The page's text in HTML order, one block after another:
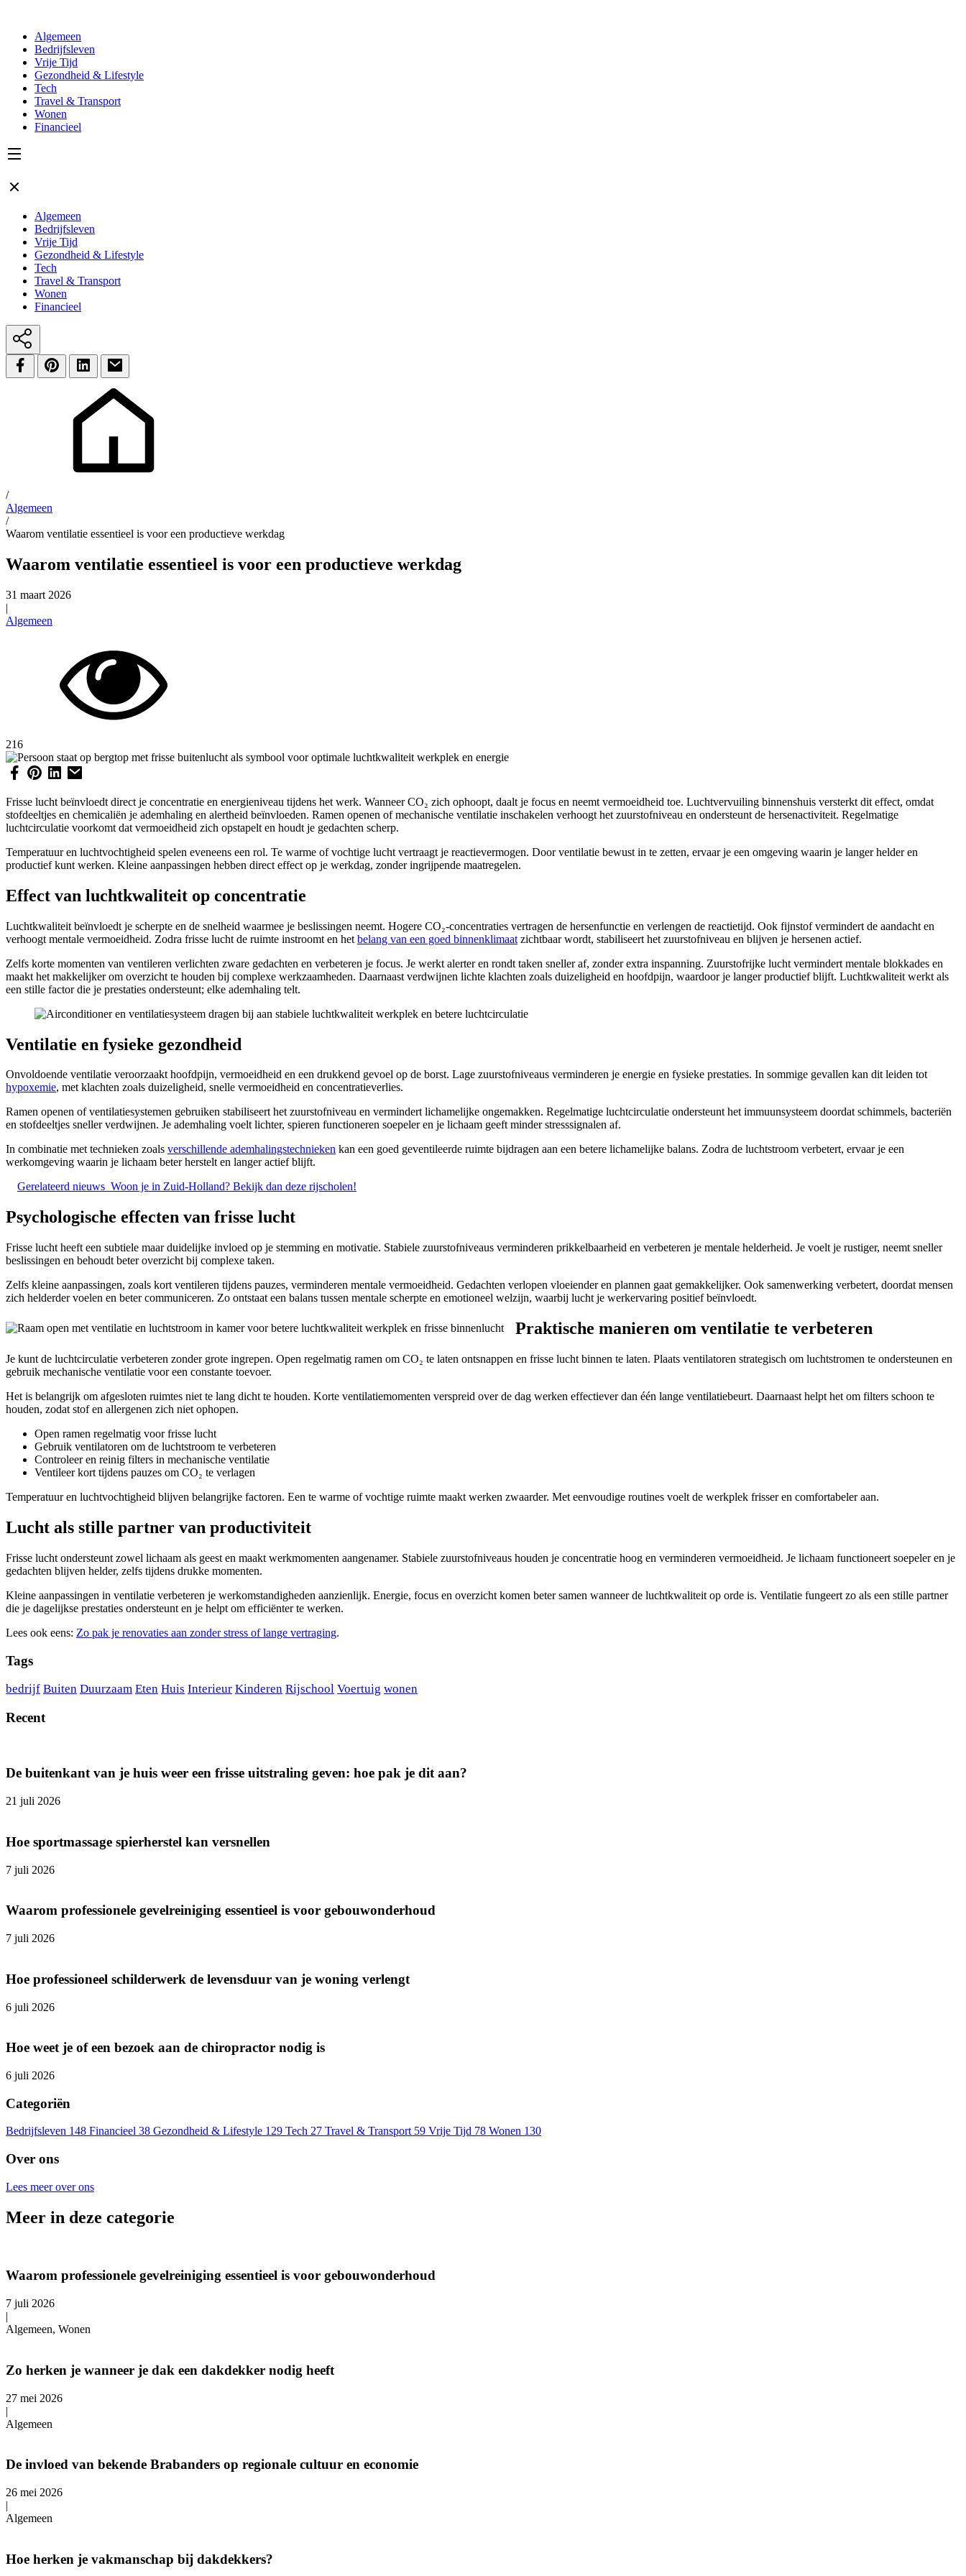
Algemeen
Bedrijfsleven
Vrije Tijd
Gezondheid & Lifestyle
Tech
Travel & Transport
Wonen
Financieel
Algemeen
Bedrijfsleven
Vrije Tijd
Gezondheid & Lifestyle
Tech
Travel & Transport
Wonen
Financieel
/
Algemeen
/
Waarom ventilatie essentieel is voor een productieve werkdag
Waarom ventilatie essentieel is voor een productieve werkdag
31 maart 2026
|
Algemeen
216
Frisse lucht beïnvloedt direct je concentratie en energieniveau tijdens het werk. Wanneer CO₂ zich ophoopt, daalt je focus en neemt vermoeidheid toe. Luchtvervuiling binnenshuis versterkt dit effect, omdat
stofdeeltjes en chemicaliën je ademhaling en alertheid beïnvloeden. Ramen openen of mechanische ventilatie inschakelen verhoogt het zuurstofniveau en ondersteunt de hersenactiviteit. Regelmatige
luchtcirculatie voorkomt dat vermoeidheid zich opstapelt en houdt je gedachten scherp.
Temperatuur en luchtvochtigheid spelen eveneens een rol. Te warme of vochtige lucht vertraagt je reactievermogen. Door ventilatie bewust in te zetten, ervaar je een omgeving waarin je langer helder en
productief kunt werken. Kleine aanpassingen hebben direct effect op je werkdag, zonder ingrijpende maatregelen.
Effect van luchtkwaliteit op concentratie
Luchtkwaliteit beïnvloedt je scherpte en de snelheid waarmee je beslissingen neemt. Hogere CO₂-concentraties vertragen de hersenfunctie en verlengen de reactietijd. Ook fijnstof vermindert de aandacht en
verhoogt mentale vermoeidheid. Zodra frisse lucht de ruimte instroomt en het belang van een goed binnenklimaat zichtbaar wordt, stabiliseert het zuurstofniveau en blijven je hersenen actief.
Zelfs korte momenten van ventileren verlichten zware gedachten en verbeteren je focus. Je werkt alerter en rondt taken sneller af, zonder extra inspanning. Zuurstofrijke lucht vermindert mentale blokkades en
maakt het makkelijker om overzicht te houden bij complexe werkzaamheden. Daarnaast verdwijnen lichte klachten zoals duizeligheid en hoofdpijn, waardoor je langer productief blijft. Luchtkwaliteit werkt als
een stille factor die je prestaties ondersteunt; elke ademhaling telt.
Ventilatie en fysieke gezondheid
Onvoldoende ventilatie veroorzaakt hoofdpijn, vermoeidheid en een drukkend gevoel op de borst. Lage zuurstofniveaus verminderen je energie en fysieke prestaties. In sommige gevallen kan dit leiden tot
hypoxemie, met klachten zoals duizeligheid, snelle vermoeidheid en concentratieverlies.
Ramen openen of ventilatiesystemen gebruiken stabiliseert het zuurstofniveau en vermindert lichamelijke ongemakken. Regelmatige luchtcirculatie ondersteunt het immuunsysteem doordat schimmels, bacteriën
en stofdeeltjes sneller verdwijnen. Je ademhaling voelt lichter, spieren functioneren soepeler en je lichaam geeft minder stresssignalen af.
In combinatie met technieken zoals verschillende ademhalingstechnieken kan een goed geventileerde ruimte bijdragen aan een betere lichamelijke balans. Zodra de luchtstroom verbetert, ervaar je een
werkomgeving waarin je lichaam beter herstelt en langer actief blijft.
Gerelateerd nieuws Woon je in Zuid-Holland? Bekijk dan deze rijscholen!
Psychologische effecten van frisse lucht
Frisse lucht heeft een subtiele maar duidelijke invloed op je stemming en motivatie. Stabiele zuurstofniveaus verminderen prikkelbaarheid en verbeteren je mentale helderheid. Je voelt je rustiger, neemt sneller
beslissingen en behoudt beter overzicht bij complexe taken.
Zelfs kleine aanpassingen, zoals kort ventileren tijdens pauzes, verminderen mentale vermoeidheid. Gedachten verlopen vloeiender en plannen gaat gemakkelijker. Ook samenwerking verbetert, doordat mensen
zich helderder voelen en beter communiceren. Zo ontstaat een balans tussen mentale scherpte en emotioneel welzijn, waarbij lucht je werkervaring positief beïnvloedt.
Praktische manieren om ventilatie te verbeteren
Je kunt de luchtcirculatie verbeteren zonder grote ingrepen. Open regelmatig ramen om CO₂ te laten ontsnappen en frisse lucht binnen te laten. Plaats ventilatoren strategisch om luchtstromen te ondersteunen en
gebruik mechanische ventilatie voor een constante toevoer.
Het is belangrijk om afgesloten ruimtes niet te lang dicht te houden. Korte ventilatiemomenten verspreid over de dag werken effectiever dan één lange ventilatiebeurt. Daarnaast helpt het om filters schoon te
houden, zodat stof en allergenen zich niet ophopen.
Open ramen regelmatig voor frisse lucht
Gebruik ventilatoren om de luchtstroom te verbeteren
Controleer en reinig filters in mechanische ventilatie
Ventileer kort tijdens pauzes om CO₂ te verlagen
Temperatuur en luchtvochtigheid blijven belangrijke factoren. Een te warme of vochtige ruimte maakt werken zwaarder. Met eenvoudige routines voelt de werkplek frisser en comfortabeler aan.
Lucht als stille partner van productiviteit
Frisse lucht ondersteunt zowel lichaam als geest en maakt werkmomenten aangenamer. Stabiele zuurstofniveaus houden je concentratie hoog en verminderen vermoeidheid. Je lichaam functioneert soepeler en je
gedachten blijven helder, zelfs tijdens drukke momenten.
Kleine aanpassingen in ventilatie verbeteren je werkomstandigheden aanzienlijk. Energie, focus en overzicht komen beter samen wanneer de luchtkwaliteit op orde is. Ventilatie fungeert zo als een stille partner
die je dagelijkse prestaties ondersteunt en je helpt om efficiënter te werken.
Lees ook eens: Zo pak je renovaties aan zonder stress of lange vertraging.
Tags
bedrijf Buiten Duurzaam Eten Huis Interieur Kinderen Rijschool Voertuig wonen
Recent
De buitenkant van je huis weer een frisse uitstraling geven: hoe pak je dit aan?
21 juli 2026
Hoe sportmassage spierherstel kan versnellen
7 juli 2026
Waarom professionele gevelreiniging essentieel is voor gebouwonderhoud
7 juli 2026
Hoe professioneel schilderwerk de levensduur van je woning verlengt
6 juli 2026
Hoe weet je of een bezoek aan de chiropractor nodig is
6 juli 2026
Categoriën
Bedrijfsleven 148 Financieel 38 Gezondheid & Lifestyle 129 Tech 27 Travel & Transport 59 Vrije Tijd 78 Wonen 130
Over ons
Lees meer over ons
Meer in deze categorie
Waarom professionele gevelreiniging essentieel is voor gebouwonderhoud
7 juli 2026
|
Algemeen, Wonen
Zo herken je wanneer je dak een dakdekker nodig heeft
27 mei 2026
|
Algemeen
De invloed van bekende Brabanders op regionale cultuur en economie
26 mei 2026
|
Algemeen
Hoe herken je vakmanschap bij dakdekkers?